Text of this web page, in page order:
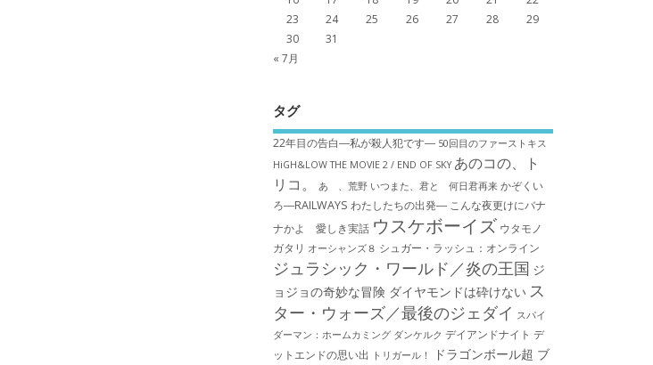
23
24 25 26 27 28
29
30
31
« 7月
タグ
22年目の告白―私が殺人犯です― 50回目のファーストキス
HiGH&LOW THE MOVIE 2 / END OF SKY あのコの、ト
リコ。
あゝ、荒野 いつまた、君と 何日君再来 かぞくい
ろ―RAILWAYS わたしたちの出発― こんな夜更けにバナ
ナかよ 愛しき実話 ウスケボーイズ ウタモノ
ガタリ オーシャンズ８ シュガー・ラッシュ：オ​ンライン
ジュラシック・ワールド／炎の王国 ジ
ョジョの奇妙な冒険 ダイヤモンドは砕けない ス
ター・ウォーズ／最後のジェダイ スパイ
ダーマン：ホームカミング ダンケルク デイアンドナイト デ
ットエンドの思い出
トリガール！ ドラゴンボール超 ブ